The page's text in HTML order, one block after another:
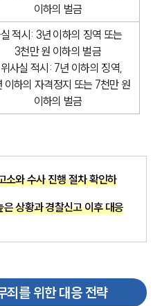
이하의 벌금
적시: 3년 이하의 징역 또는
3천만 원 이하의 벌금
사실 적시: 7년 이하의 징역,
이하의 자격정지 또는 7천만 원
이하의 벌금
소와 수사 진행 절차 확인하
상황과 경찰신고 이후 대응
죄를 위한 대응 전략